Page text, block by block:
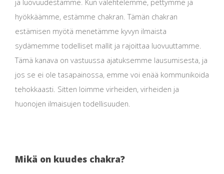
ja luovuudestamme. Kun valehtelemme, pettymme ja
hyökkäämme, estämme chakran. Tämän chakran
estämisen myötä menetämme kyvyn ilmaista
sydämemme todelliset mallit ja rajoittaa luovuuttamme.
Tämä kanava on vastuussa ajatuksemme lausumisesta, ja
jos se ei ole tasapainossa, emme voi enää kommunikoida
tehokkaasti. Sitten loimme virheiden, virheiden ja
huonojen ilmaisujen todellisuuden.
Mikä on kuudes chakra?